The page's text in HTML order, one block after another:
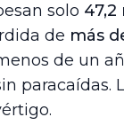
solo
de más
de un
paracaídas.